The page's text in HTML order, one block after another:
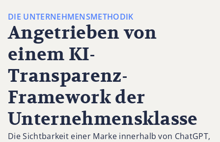
DIE UNTERNEHMENSMETHODIK
Angetrieben von
einem KI-
Transparenz-
Framework der
Unternehmensklasse
Die Sichtbarkeit einer Marke innerhalb von ChatGPT,